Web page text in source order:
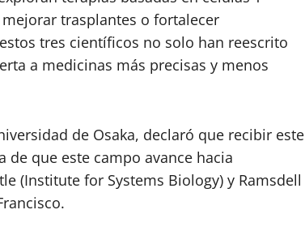
trasplantes o fortalecer
tres científicos no solo han reescrito
a medicinas más precisas y menos
de Osaka, declaró que recibir este
de que este campo avance hacia
(Institute for Systems Biology) y Ramsdell